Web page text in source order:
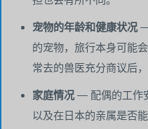
宠物的年龄和健康状况—
的宠物，旅行本身可能
常去的兽医充分商议后
家庭情况— 配偶的工作
以及在日本的亲属是否